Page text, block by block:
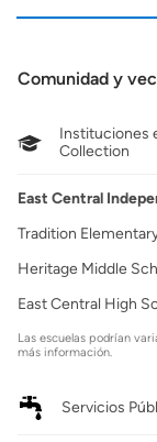
Comunidad y
Instituciones
Collection
East Central
Tradition
Heritage Middle
East Central High
Las escuelas podrían
más información.
Servicios